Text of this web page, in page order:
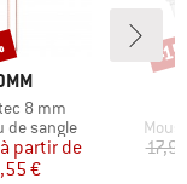
8 mm
group
de sangle
Prix
Prix réduit
à partir de
€
-